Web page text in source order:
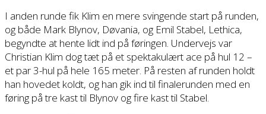
I anden runde fik Klim en mere svingende start på runden,
og både Mark Blynov, Døvania, og Emil Stabel, Lethica,
begyndte at hente lidt ind på føringen. Undervejs var
Christian Klim dog tæt på et spektakulært ace på hul 12 –
et par 3-hul på hele 165 meter. På resten af runden holdt
han hovedet koldt, og han gik ind til finalerunden med en
føring på tre kast til Blynov og fire kast til Stabel.